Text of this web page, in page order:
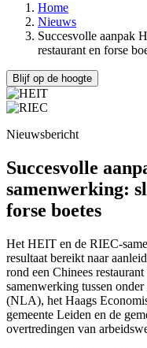
Home
Nieuws
Succesvolle aanpak
restaurant en forse
Blijf op de hoogte
Nieuwsbericht
Succesvolle
samenwerking:
forse boetes
Het HEIT en de RIEC-
resultaat bereikt naar
rond een Chinees
samenwerking tussen
(NLA), het Haags
gemeente Leiden en de
overtredingen van